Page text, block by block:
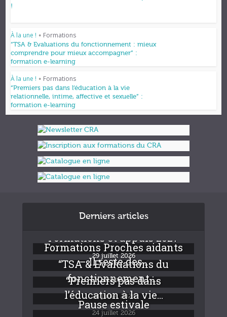
!
À la une ! • Formations
“TSA & Evaluations du fonctionnement : mieux
comprendre pour mieux accompagner” :
formation e-learning
À la une ! • Formations
“Premiers pas dans l’éducation à la vie
relationnelle, intime, affective et sexuelle” :
formation e-learning
Derniers articles
Formations et appuis 2027
29 juillet 2026
Formations Proches aidants
– Il reste des...
24 juillet 2026
“TSA & Evaluations du
fonctionnement :...
24 juillet 2026
“Premiers pas dans
l’éducation à la vie...
24 juillet 2026
Pause estivale